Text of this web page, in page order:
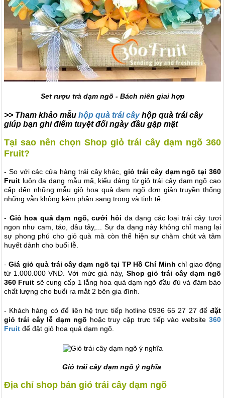
Set rượu trà dạm ngõ - Bách niên giai hợp
>> Tham khảo mẫu hộp quà trái câyhộp quà trái cây
giúp bạn ghi điểm tuyệt đối ngày đầu gặp mặt
Tại sao nên chọn Shop giỏ trái cây dạm ngõ 360
Fruit?
- So với các cửa hàng trái cây khác,giỏ trái cây dạm ngõ tại 360
Fruit luôn đa dạng mẫu mã, kiểu dáng từ giỏ trái cây dạm ngõ cao
cấp đến những mẫu giỏ hoa quả dạm ngõ đơn giản truyền thống
những vẫn không kém phần sang trọng và tinh tế.
- Giỏ hoa quả dạm ngõ, cưới hỏi đa dạng các loại trái cây tươi
ngon như cam, táo, dâu tây,... Sự đa dạng này không chỉ mang lại
sự phong phú cho giỏ quà mà còn thể hiện sự chăm chút và tâm
huyết dành cho buổi lễ.
-Giá giỏ quà trái cây dạm ngõ tại TP Hồ Chí Minh chỉ giao động
từ 1.000.000 VNĐ. Với mức giá này, Shop giỏ trái cây dạm ngõ
360 Fruit sẽ cung cấp 1 lẵng hoa quả dạm ngõ đầu đủ và đảm bảo
chất lượng cho buổi ra mắt 2 bên gia đình.
- Khách hàng có để liên hệ trực tiếp hotline 0936 65 27 27 để đặt
giỏ trái cây lễ dạm ngõ hoặc truy cập trực tiếp vào website360
Fruit để đặt giỏ hoa quả dạm ngõ.
Giỏ trái cây dạm ngõ ý nghĩa
Địa chỉ shop bán giỏ trái cây dạm ngõ